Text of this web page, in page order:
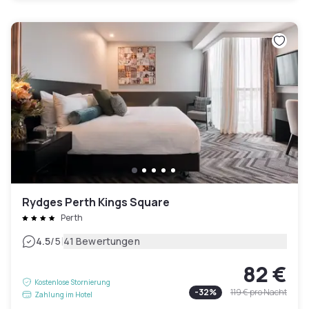
Rydges Perth Kings Square
Perth
4.5/5|41 Bewertungen
Kostenlose Stornierung
Zahlung im Hotel
82 €
-32% 119 €pro Nacht